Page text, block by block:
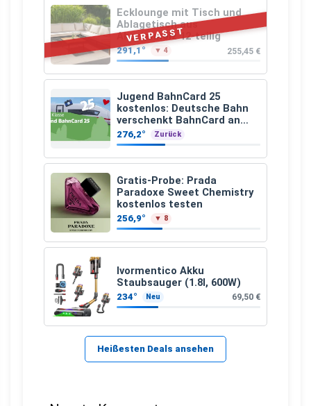
VERPASST
Ecklounge mit Tisch und
Ablagetisch aus
Akazienholz 12-teilig
291,1° ▼ 4 255,45 €
Jugend BahnCard 25
kostenlos: Deutsche Bahn
verschenkt BahnCard an
Kinder und Jugendliche
276,2° Zurück
Gratis-Probe: Prada
Paradoxe Sweet Chemistry
kostenlos testen
256,9° ▼ 8
Ivormentico Akku
Staubsauger (1.8l, 600W)
234° Neu 69,50 €
Heißesten Deals ansehen